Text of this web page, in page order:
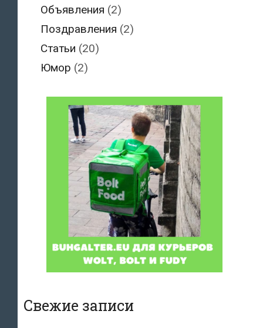
Объявления (2)
Поздравления (2)
Статьи (20)
Юмор (2)
Свежие записи